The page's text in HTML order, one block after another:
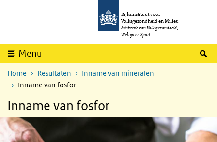
Overslaan en naar de inhoud gaan
Rijksinstituut voor
Volksgezondheid en Milieu
Ministerie van Volksgezondheid,
Welzijn en Sport
Menu
Home Resultaten
Inname van mineralen
Inname van fosfor
Inname van fosfor